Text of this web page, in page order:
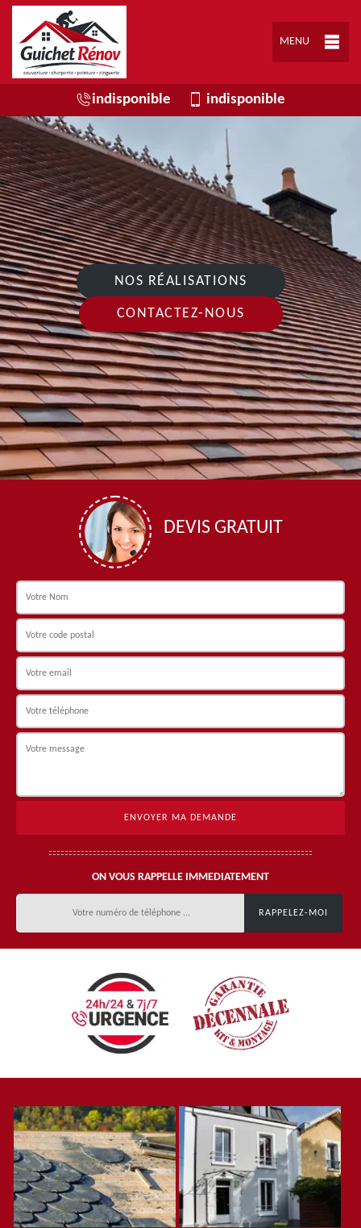
MENU
indisponible indisponible
NOS RÉALISATIONS
CONTACTEZ-NOUS
DEVIS GRATUIT
ON VOUS RAPPELLE IMMEDIATEMENT